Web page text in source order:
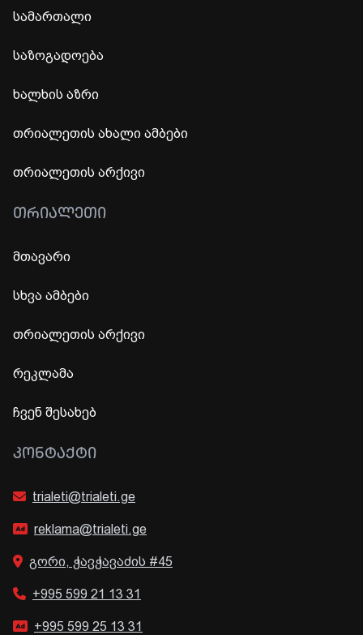
სამართალი
საზოგადოება
ხალხის აზრი
თრიალეთის ახალი ამბები
თრიალეთის არქივი
ᲗᲠᲘᲐᲚᲔᲗᲘ
მთავარი
სხვა ამბები
თრიალეთის არქივი
რეკლამა
ჩვენ შესახებ
ᲙᲝᲜᲢᲐᲥᲢᲘ
trialeti@trialeti.ge
reklama@trialeti.ge
გორი, ჭავჭავაძის #45
+995 599 21 13 31
+995 599 25 13 31